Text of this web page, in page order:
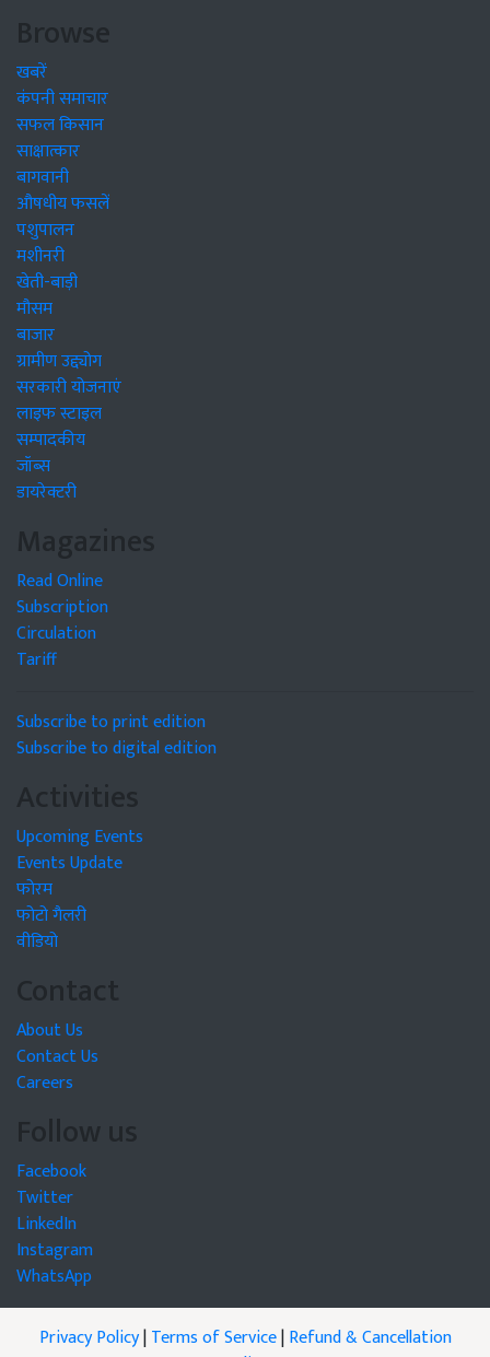
Browse
खबरें
कंपनी समाचार
सफल किसान
साक्षात्कार
बागवानी
औषधीय फसलें
पशुपालन
मशीनरी
खेती-बाड़ी
मौसम
बाजार
ग्रामीण उद्द्योग
सरकारी योजनाएं
लाइफ स्टाइल
सम्पादकीय
जॉब्स
डायरेक्टरी
Magazines
Read Online
Subscription
Circulation
Tariff
Subscribe to print edition
Subscribe to digital edition
Activities
Upcoming Events
Events Update
फोरम
फोटो गैलरी
वीडियो
Contact
About Us
Contact Us
Careers
Follow us
Facebook
Twitter
LinkedIn
Instagram
WhatsApp
Privacy Policy|Terms of Service|Refund & Cancellation